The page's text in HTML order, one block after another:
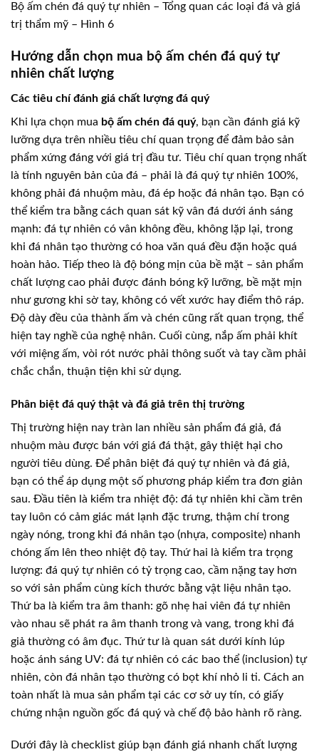
Bộ ấm chén đá quý tự nhiên – Tổng quan các loại đá và giá
trị thẩm mỹ – Hình 6
Hướng dẫn chọn mua bộ ấm chén đá quý tự
nhiên chất lượng
Các tiêu chí đánh giá chất lượng đá quý
Khi lựa chọn mua bộ ấm chén đá quý, bạn cần đánh giá kỹ
lưỡng dựa trên nhiều tiêu chí quan trọng để đảm bảo sản
phẩm xứng đáng với giá trị đầu tư. Tiêu chí quan trọng nhất
là tính nguyên bản của đá – phải là đá quý tự nhiên 100%,
không phải đá nhuộm màu, đá ép hoặc đá nhân tạo. Bạn có
thể kiểm tra bằng cách quan sát kỹ vân đá dưới ánh sáng
mạnh: đá tự nhiên có vân không đều, không lặp lại, trong
khi đá nhân tạo thường có hoa văn quá đều đặn hoặc quá
hoàn hảo. Tiếp theo là độ bóng mịn của bề mặt – sản phẩm
chất lượng cao phải được đánh bóng kỹ lưỡng, bề mặt mịn
như gương khi sờ tay, không có vết xước hay điểm thô ráp.
Độ dày đều của thành ấm và chén cũng rất quan trọng, thể
hiện tay nghề của nghệ nhân. Cuối cùng, nắp ấm phải khít
với miệng ấm, vòi rót nước phải thông suốt và tay cầm phải
chắc chắn, thuận tiện khi sử dụng.
Phân biệt đá quý thật và đá giả trên thị trường
Thị trường hiện nay tràn lan nhiều sản phẩm đá giả, đá
nhuộm màu được bán với giá đá thật, gây thiệt hại cho
người tiêu dùng. Để phân biệt đá quý tự nhiên và đá giả,
bạn có thể áp dụng một số phương pháp kiểm tra đơn giản
sau. Đầu tiên là kiểm tra nhiệt độ: đá tự nhiên khi cầm trên
tay luôn có cảm giác mát lạnh đặc trưng, thậm chí trong
ngày nóng, trong khi đá nhân tạo (nhựa, composite) nhanh
chóng ấm lên theo nhiệt độ tay. Thứ hai là kiểm tra trọng
lượng: đá quý tự nhiên có tỷ trọng cao, cầm nặng tay hơn
so với sản phẩm cùng kích thước bằng vật liệu nhân tạo.
Thứ ba là kiểm tra âm thanh: gõ nhẹ hai viên đá tự nhiên
vào nhau sẽ phát ra âm thanh trong và vang, trong khi đá
giả thường có âm đục. Thứ tư là quan sát dưới kính lúp
hoặc ánh sáng UV: đá tự nhiên có các bao thể (inclusion) tự
nhiên, còn đá nhân tạo thường có bọt khí nhỏ li ti. Cách an
toàn nhất là mua sản phẩm tại các cơ sở uy tín, có giấy
chứng nhận nguồn gốc đá quý và chế độ bảo hành rõ ràng.
Dưới đây là checklist giúp bạn đánh giá nhanh chất lượng